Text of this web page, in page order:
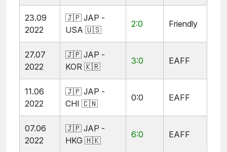
23.09
2022
🇯🇵 JAP -
USA 🇺🇸
2:0 Friendly
27.07
2022
🇯🇵 JAP -
KOR 🇰🇷
3:0 EAFF
11.06
2022
🇯🇵 JAP -
CHI 🇨🇳
0:0 EAFF
07.06
2022
🇯🇵 JAP -
HKG 🇭🇰
6:0 EAFF